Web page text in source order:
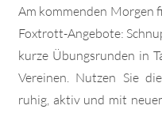
Am kommenden Morgen
Foxtrott-Angebote:
kurze Übungsrunden in
Vereinen. Nutzen Sie
ruhig, aktiv und mit